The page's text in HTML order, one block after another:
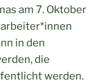
am 7. Oktober
in den
die
werden.